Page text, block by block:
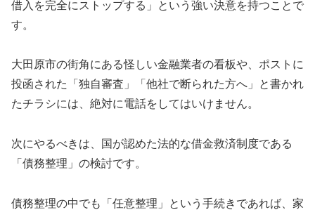
借入を完全にストップする」という強い決意を持つことで
す。
大田原市の街角にある怪しい金融業者の看板や、ポストに
投函された「独自審査」「他社で断られた方へ」と書かれ
たチラシには、絶対に電話をしてはいけません。
次にやるべきは、国が認めた法的な借金救済制度である
「債務整理」の検討です。
債務整理の中でも「任意整理」という手続きであれば、家